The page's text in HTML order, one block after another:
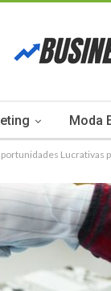
Moda
Lucrativas